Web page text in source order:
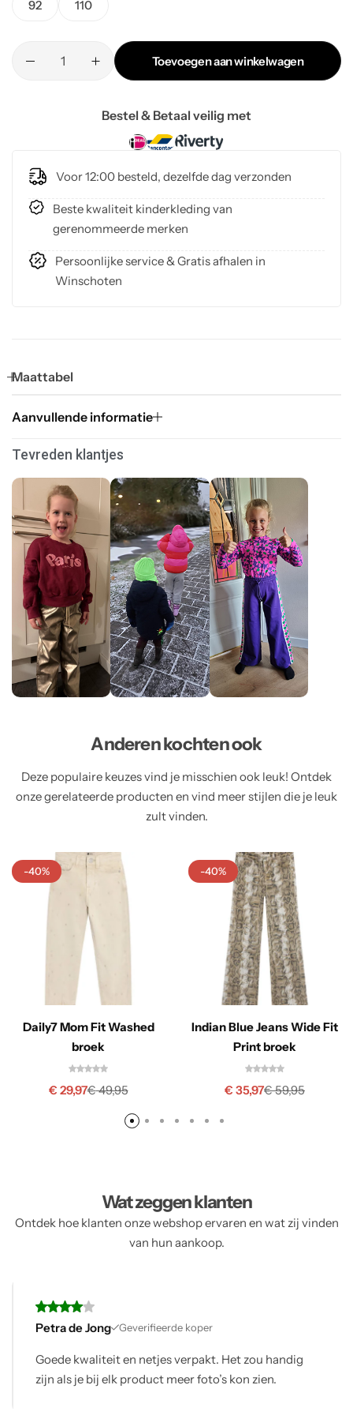
92 110
Toevoegen aan winkelwagen
Bestel & Betaal veilig met
Voor 12:00 besteld, dezelfde dag verzonden
Beste kwaliteit kinderkleding van
gerenommeerde merken
Persoonlijke service & Gratis afhalen in
Winschoten
Maattabel
Aanvullende informatie
Tevreden klantjes
Anderen kochten ook
Deze populaire keuzes vind je misschien ook leuk! Ontdek
onze gerelateerde producten en vind meer stijlen die je leuk
zult vinden.
-40%
Daily7 Mom Fit Washed
broek
€49,95
€ 29,97
-40%
Indian Blue Jeans Wide Fit
Print broek
€59,95
€ 35,97
Wat zeggen klanten
Ontdek hoe klanten onze webshop ervaren en wat zij vinden
van hun aankoop.
Petra de Jong Geverifieerde koper
Goede kwaliteit en netjes verpakt. Het zou handig
zijn als je bij elk product meer foto’s kon zien.